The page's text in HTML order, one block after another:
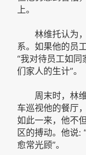
上。
林维托认为，
系。如果他的员
“我对待员工如
们家人的生计”。
周末时，林维
车巡视他的餐厅
如此一来，他不
区的搏动。他说:
愈常光顾”。